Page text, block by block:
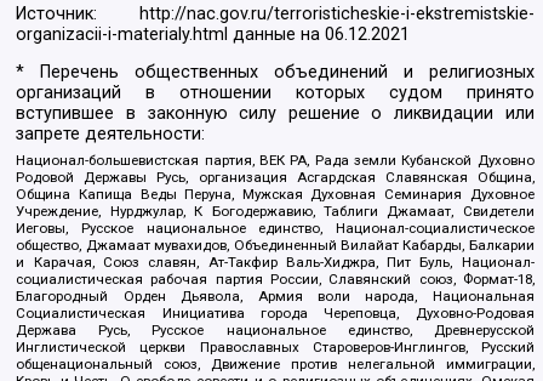
Источник:
http://nac.gov.ru/terroristicheskie-i-ekstremistskie-
organizacii-i-materialy.html данные на06.12.2021
* Перечень общественных объединений и религиозных
организаций в отношении которых судом принято
вступившее в законную силу решение о ликвидации или
запрете деятельности:
Национал-большевистская партия, ВЕК РА, Рада земли Кубанской Духовно
Родовой Державы Русь, организация Асгардская Славянская Община,
Община Капища Веды Перуна, Мужская Духовная Семинария Духовное
Учреждение, Нурджулар, К Богодержавию, Таблиги Джамаат, Свидетели
Иеговы, Русское национальное единство, Национал-социалистическое
общество, Джамаат мувахидов, Объединенный Вилайат Кабарды, Балкарии
и Карачая, Союз славян, Ат-Такфир Валь-Хиджра, Пит Буль, Национал-
социалистическая рабочая партия России, Славянский союз, Формат-18,
Благородный Орден Дьявола, Армия воли народа, Национальная
Социалистическая Инициатива города Череповца, Духовно-Родовая
Держава Русь, Русское национальное единство, Древнерусской
Инглистической церкви Православных Староверов-Инглингов, Русский
общенациональный союз, Движение против нелегальной иммиграции,